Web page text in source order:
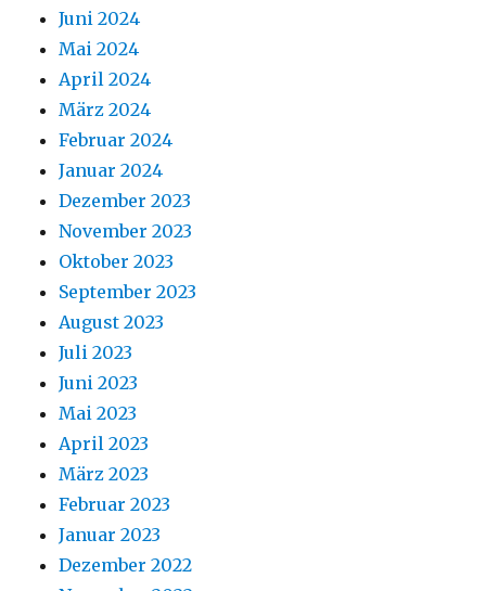
Juni 2024
Mai 2024
April 2024
März 2024
Februar 2024
Januar 2024
Dezember 2023
November 2023
Oktober 2023
September 2023
August 2023
Juli 2023
Juni 2023
Mai 2023
April 2023
März 2023
Februar 2023
Januar 2023
Dezember 2022